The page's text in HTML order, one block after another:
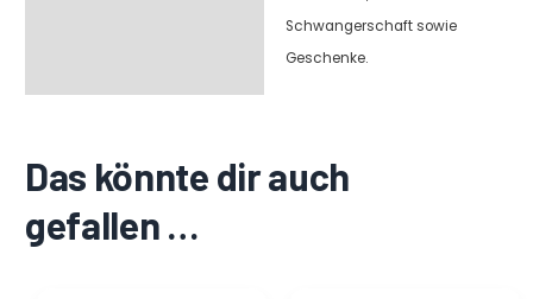
Schwangerschaft sowie
Geschenke.
Das könnte dir auch
gefallen …